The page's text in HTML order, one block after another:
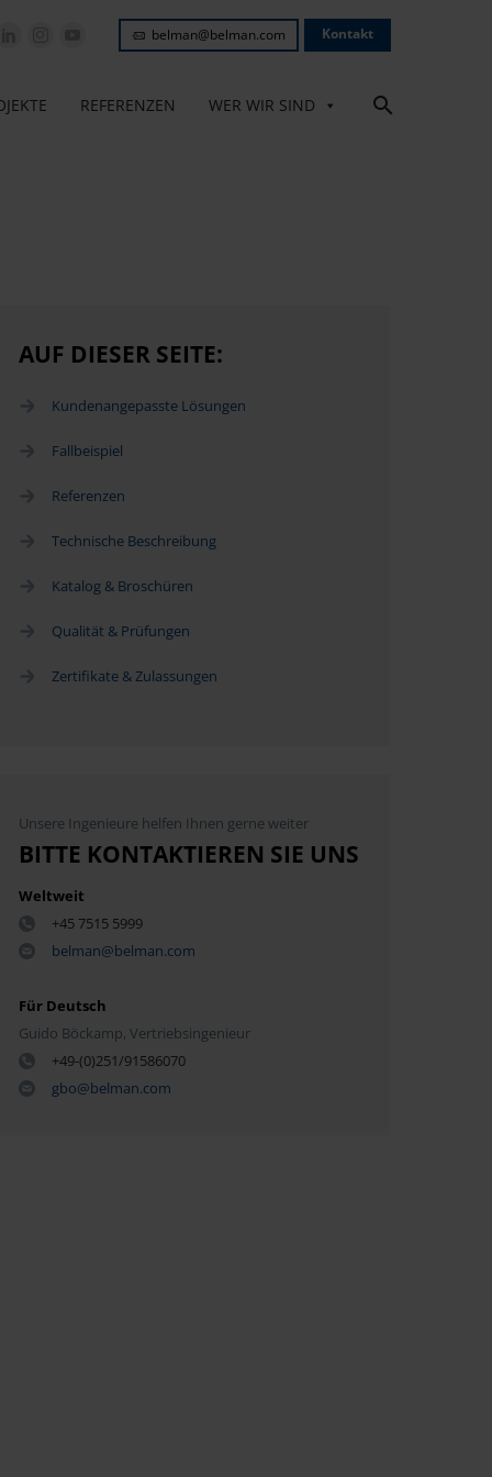
belman@belman.com Kontakt
REFERENZEN WER WIR SIND
AUF DIESER SEITE:
Kundenangepasste Lösungen
Fallbeispiel
Referenzen
Technische Beschreibung
Katalog & Broschüren
Qualität & Prüfungen
Zertifikate & Zulassungen
Unsere Ingenieure helfen Ihnen gerne weiter
BITTE KONTAKTIEREN SIE UNS
Weltweit
+45 7515 5999
belman@belman.com
Für Deutsch
Guido Böckamp, Vertriebsingenieur
+49-(0)251/91586070
gbo@belman.com